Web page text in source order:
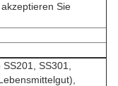
Sie
SS301,